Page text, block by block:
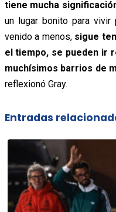
tiene mucha
un lugar bonito para vivir
venido a menos, sigue
el tiempo, se pueden ir
muchísimos barrios de
reflexionó Gray.
Entradas